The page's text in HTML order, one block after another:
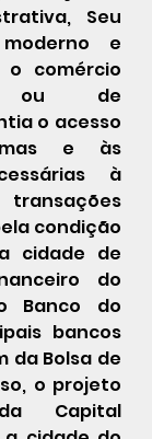
Seu
e
o comércio
ou de
o acesso
e às
à
condição
cidade de
do
Banco do
bancos
da Bolsa de
o projeto
Capital